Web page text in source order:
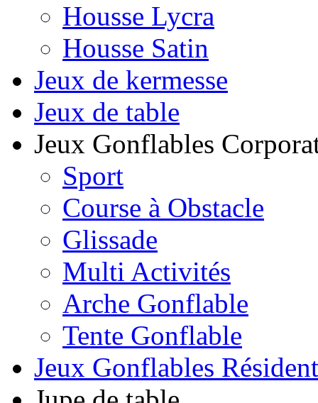
Housse Lycra
Housse Satin
Jeux de kermesse
Jeux de table
Jeux Gonflables
Sport
Course à Obstacle
Glissade
Multi Activités
Arche Gonflable
Tente Gonflable
Jeux Gonflables